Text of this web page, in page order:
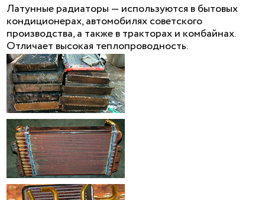
Латунные радиаторы — используются в бытовых
кондиционерах, автомобилях советского
производства, а также в тракторах и комбайнах.
Отличает высокая теплопроводность.